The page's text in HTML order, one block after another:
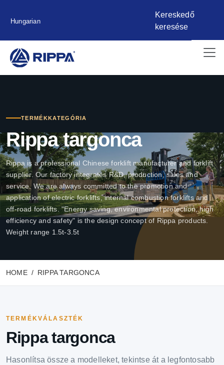
Hungarian
Kereskedő
keresése
TERMÉKKATEGÓRIA
Rippa targonca
Rippa is a professional Chinese forklift manufacturer and forklift
supplier. Our factory integrates R&D, production, sales and
service. We are always committed to the promotion and
application of electric forklifts, internal combustion forklifts and
off-road forklifts. "Energy saving, environmental protection, high
efficiency and safety" is the design concept of Rippa products.
Weight range 1.5t-3.5t
HOME RIPPA TARGONCA
TERMÉKVÁLASZTÉK
Rippa targonca
Hasonlítsa össze a modelleket, tekintse át a legfontosabb